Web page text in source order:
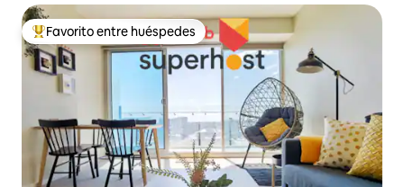
De los mejores en Favorito entre huéspedes
Favorito entre huéspedes